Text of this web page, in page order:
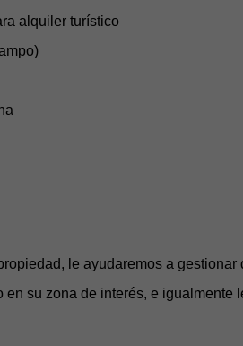
alquiler turístico
le ayudaremos a
su zona de interés, e